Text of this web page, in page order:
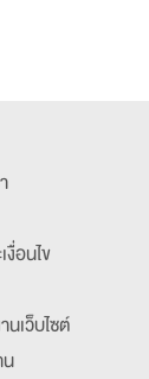
งื่อนไข
นเว็บไซต์